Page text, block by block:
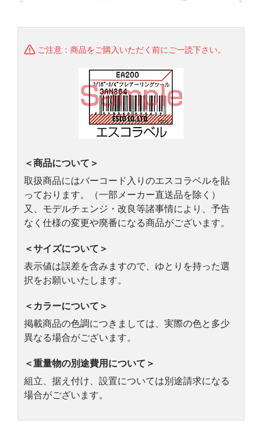
ご注意：商品をご購入いただく前にご一読下さい。
＜商品について＞
取扱商品にはバーコード入りのエスコラベルを貼
っております。（一部メーカー直送品を除く）
又、モデルチェンジ・改良等諸事情により、予告
なく仕様の変更や廃番になる商品がございます。
＜サイズについて＞
表示値は誤差を含みますので、ゆとりを持った選
択をお願いいたします。
＜カラーについて＞
掲載商品の色調につきましては、実際の色と多少
異なる場合がございます。
＜重量物の別途費用について＞
組立、据え付け、設置については別途請求になる
場合がございます。